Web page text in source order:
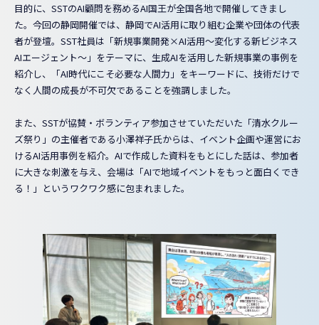
目的に、SSTのAI顧問を務めるAI国王が全国各地で開催してきまし
た。今回の静岡開催では、静岡でAI活用に取り組む企業や団体の代表
者が登壇。SST社員は「新規事業開発×AI活用～変化する新ビジネス
AIエージェント～」をテーマに、生成AIを活用した新規事業の事例を
紹介し、「AI時代にこそ必要な人間力」をキーワードに、技術だけで
なく人間の成長が不可欠であることを強調しました。
また、SSTが協賛・ボランティア参加させていただいた「清水クルー
ズ祭り」の主催者である小澤祥子氏からは、イベント企画や運営にお
けるAI活用事例を紹介。AIで作成した資料をもとにした話は、参加者
に大きな刺激を与え、会場は「AIで地域イベントをもっと面白くでき
る！」というワクワク感に包まれました。